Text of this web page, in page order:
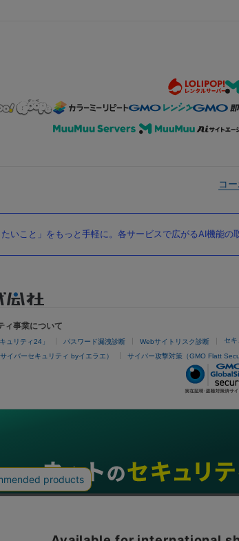
コ
いこと」をもっと手軽に。各サービスで広がるAI機能の
ィ事業について
ュリティ24」 パスワード漏洩診断 Webサイトリスク診断 セキ
イバーセキュリティ byイエラエ） サイバー攻撃対策（GMO Flatt